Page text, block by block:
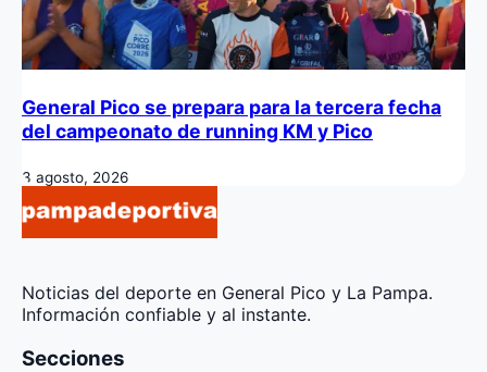
General Pico se prepara para la tercera fecha
del campeonato de running KM y Pico
3 agosto, 2026
Noticias del deporte en General Pico y La Pampa.
Información confiable y al instante.
Secciones